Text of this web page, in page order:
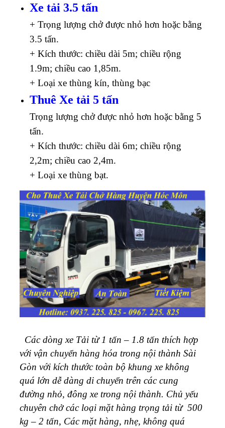
Xe tải 3.5 tấn
+ Trọng lượng chở được nhỏ hơn hoặc bằng
3.5 tấn.
+ Kích thước: chiều dài 5m; chiều rộng
1.9m; chiều cao 1,85m.
+ Loại xe thùng kín, thùng bạc
Thuê Xe tải 5 tấn
Trọng lượng chở được nhỏ hơn hoặc bằng 5
tấn.
+ Kích thước: chiều dài 6m; chiều rộng
2,2m; chiều cao 2,4m.
+ Loại xe thùng bạt.
Các dòng xe Tải từ 1 tấn – 1.8 tấn thích hợp
với vận chuyển hàng hóa trong nội thành Sài
Gòn với kích thước toàn bộ khung xe không
quá lớn dễ dàng di chuyển trên các cung
đường nhỏ, đông xe trong nội thành. Chủ yếu
chuyên chở các loại mặt hàng trọng tải từ 500
kg – 2 tấn, Các mặt hàng, nhẹ, không quá